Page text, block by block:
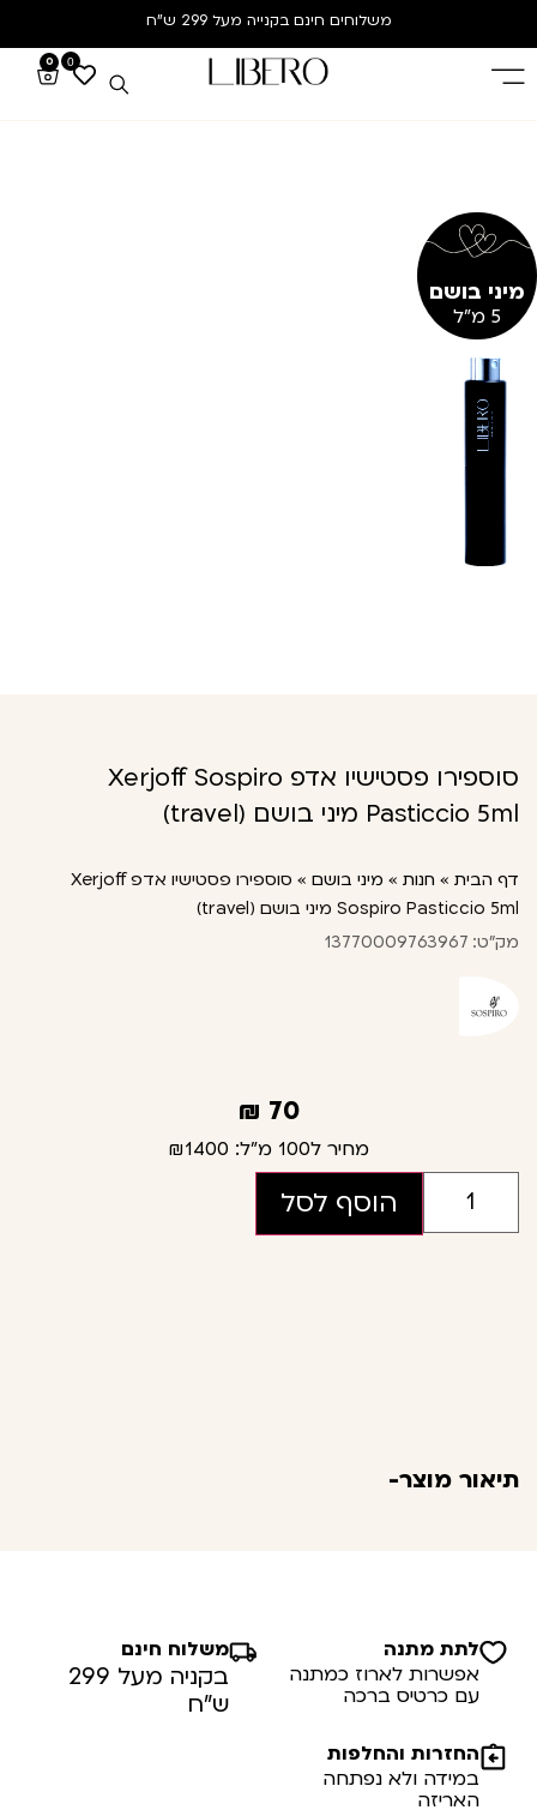
משלוחים חינם בקנייה מעל 299 ש”ח
0
0
מיני בושם
5 מ"ל
סוספירו פסטישיו אדפ Xerjoff Sospiro
Pasticcio 5ml מיני בושם (travel)
דף הבית » חנות » מיני בושם »
סוספירו פסטישיו אדפ Xerjoff
Sospiro Pasticcio 5ml מיני בושם (travel)
מק"ט: 13770009763967
70
₪
מחיר ל100 מ"ל: ₪1400
הוסף לסל
תיאור מוצר-
לתת מתנה
אפשרות לארוז כמתנה
עם כרטיס ברכה
משלוח חינם
בקניה מעל 299
ש”ח
החזרות והחלפות
במידה ולא נפתחה
האריזה